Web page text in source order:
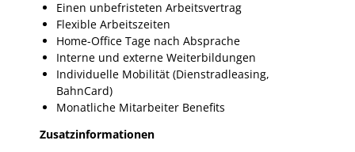
Einen unbefristeten Arbeitsvertrag
Flexible Arbeitszeiten
Home-Office Tage nach Absprache
Interne und externe Weiterbildungen
Individuelle Mobilität (Dienstradleasing,
BahnCard)
Monatliche Mitarbeiter Benefits
Zusatzinformationen